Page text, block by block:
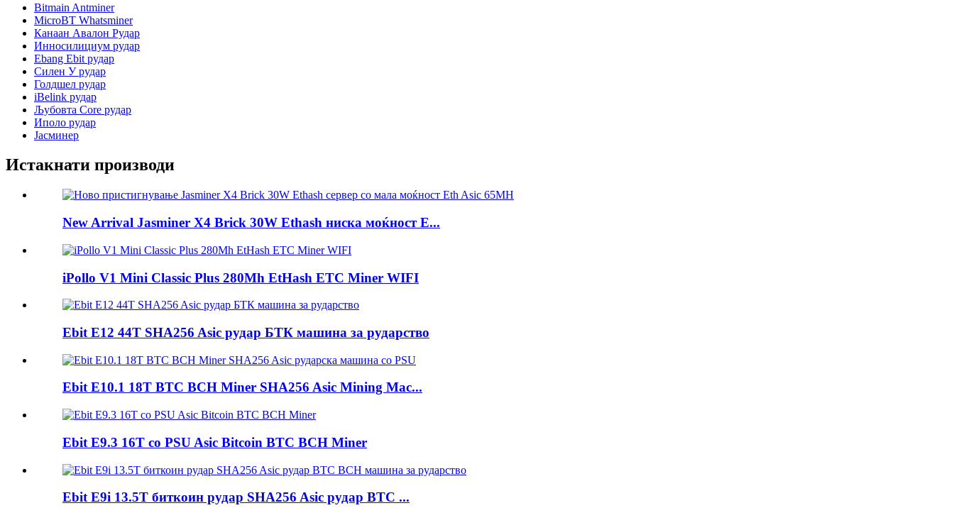
Bitmain Antminer
MicroBT Whatsminer
Канаан Авалон Рудар
Инносилициум рудар
Ebang Ebit рудар
Силен У рудар
Голдшел рудар
iBelink рудар
Љубовта Core рудар
Иполо рудар
Јасминер
Истакнати производи
New Arrival Jasminer X4 Brick 30W Ethash ниска моќност E...
iPollo V1 Mini Classic Plus 280Mh EtHash ETC Miner WIFI
Ebit E12 44T SHA256 Asic рудар БТК машина за рударство
Ebit E10.1 18T BTC BCH Miner SHA256 Asic Mining Mac...
Ebit E9.3 16T со PSU Asic Bitcoin BTC BCH Miner
Ebit E9i 13.5T биткоин рудар SHA256 Asic рудар BTC ...